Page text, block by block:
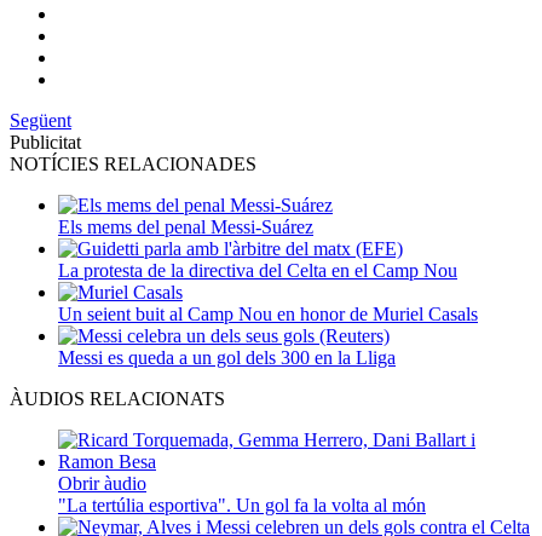
Següent
Publicitat
NOTÍCIES RELACIONADES
Els mems del penal Messi-Suárez
La protesta de la directiva del Celta en el Camp Nou
Un seient buit al Camp Nou en honor de Muriel Casals
Messi es queda a un gol dels 300 en la Lliga
ÀUDIOS RELACIONATS
Obrir àudio
"La tertúlia esportiva". Un gol fa la volta al món